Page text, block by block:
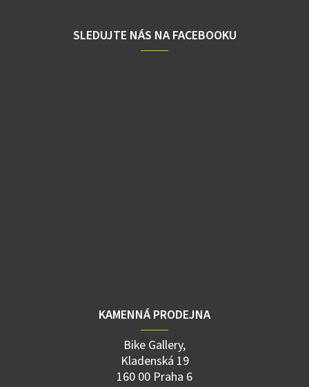
SLEDUJTE NÁS NA FACEBOOKU
KAMENNÁ PRODEJNA
Bike Gallery,
Kladenská 19
160 00 Praha 6